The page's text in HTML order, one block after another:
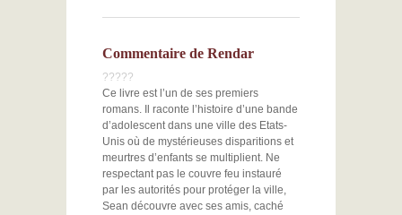
Commentaire de Rendar
?????
Ce livre est l’un de ses premiers
romans. Il raconte l’histoire d’une bande
d’adolescent dans une ville des Etats-
Unis où de mystérieuses disparitions et
meurtres d’enfants se multiplient. Ne
respectant pas le couvre feu instauré
par les autorités pour protéger la ville,
Sean découvre avec ses amis, caché